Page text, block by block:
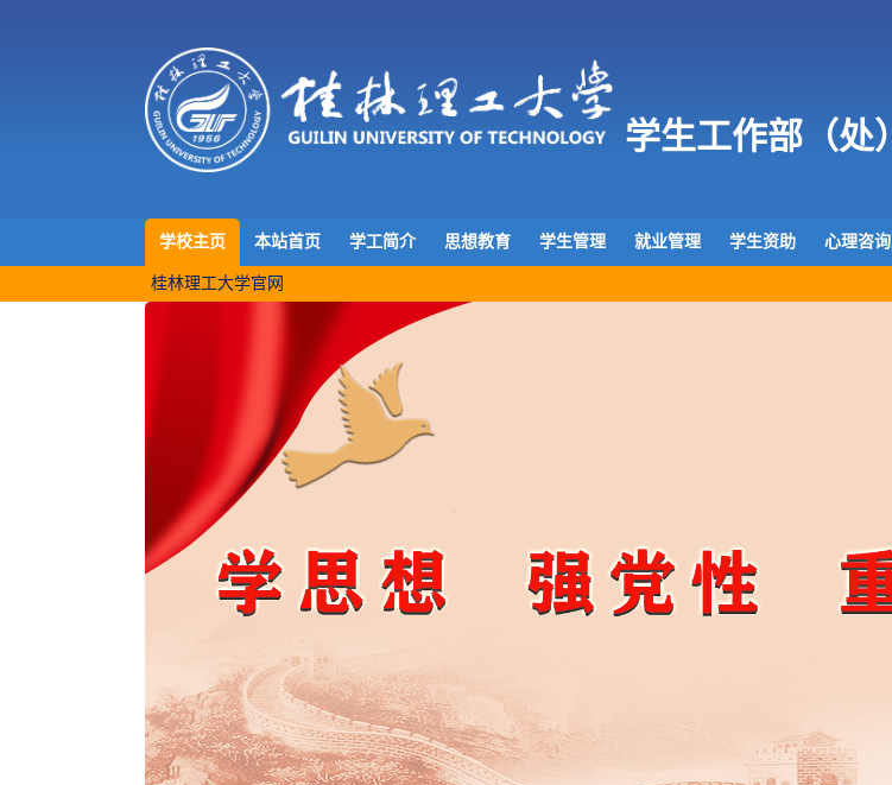
学生工作部（处）
学校主页 本站首页 学工简介 思想教育 学生管理 就业管理 学生资助 心理咨询
桂林理工大学官网